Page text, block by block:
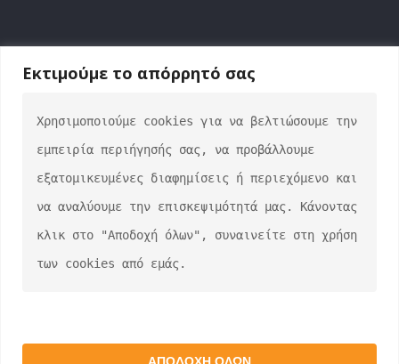
Εκτιμούμε το απόρρητό σας
Χρησιμοποιούμε cookies για να βελτιώσουμε την
εμπειρία περιήγησής σας, να προβάλλουμε
εξατομικευμένες διαφημίσεις ή περιεχόμενο και
να αναλύουμε την επισκεψιμότητά μας. Κάνοντας
κλικ στο "Αποδοχή όλων", συναινείτε στη χρήση
των cookies από εμάς.
ΑΠΟΔΟΧΉ ΌΛΩΝ
ΕΠΙΚΟΙΝΩΝΙΑ
info@auto-verse.gr
2108317227
Δευτέρα - Παρασκευή 09:00 - 17:00
Σάββατο 10:00 - 15:00
auto-verse.gr ©2022 | Development by